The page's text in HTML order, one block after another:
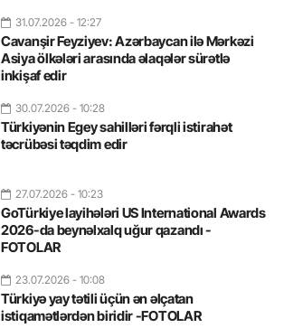
31.07.2026 - 12:27
Cavanşir Feyziyev: Azərbaycan ilə Mərkəzi
Asiya ölkələri arasında əlaqələr sürətlə
inkişaf edir
30.07.2026 - 10:28
Türkiyənin Egey sahilləri fərqli istirahət
təcrübəsi təqdim edir
27.07.2026 - 10:23
GoTürkiye layihələri US International Awards
2026-da beynəlxalq uğur qazandı -
FOTOLAR
23.07.2026 - 10:08
Türkiyə yay tətili üçün ən əlçatan
istiqamətlərdən biridir -FOTOLAR